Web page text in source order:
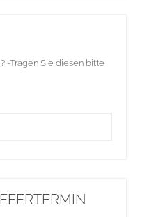
-Tragen Sie diesen bitte